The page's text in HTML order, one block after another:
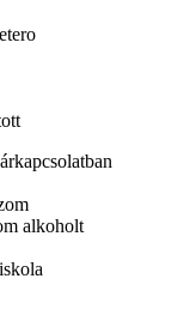
alkoholt